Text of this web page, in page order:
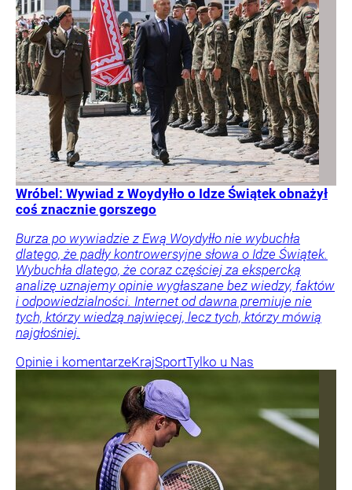
Wróbel: Wywiad z Woydyłło o Idze Świątek obnażył
coś znacznie gorszego
Burza po wywiadzie z Ewą Woydyłło nie wybuchła
dlatego, że padły kontrowersyjne słowa o Idze Świątek.
Wybuchła dlatego, że coraz częściej za ekspercką
analizę uznajemy opinie wygłaszane bez wiedzy, faktów
i odpowiedzialności. Internet od dawna premiuje nie
tych, którzy wiedzą najwięcej, lecz tych, którzy mówią
najgłośniej.
Opinie i komentarzeKrajSportTylko u Nas